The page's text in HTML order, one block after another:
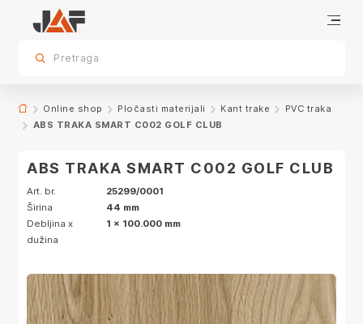
sr.skip-to.main-content
sr.skip-to.table-of-contents
sr.skip-to.main-navigation
Specifikacije
Pretraga
Online shop Pločasti materijali Kant trake
PVC traka
ABS TRAKA SMART C002 GOLF CLUB
ABS TRAKA SMART C002 GOLF CLUB
Art. br.
25299/0001
Širina
44 mm
Debljina x
dužina
1 x 100.000 mm